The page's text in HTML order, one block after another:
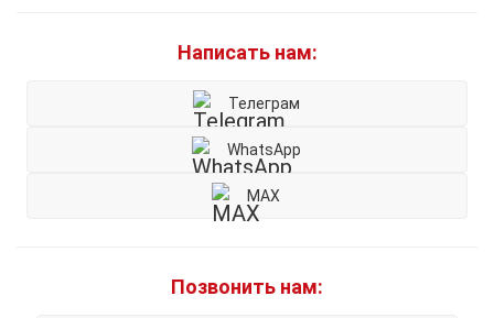
Написать нам:
Телеграм
WhatsApp
MAX
Позвонить нам: